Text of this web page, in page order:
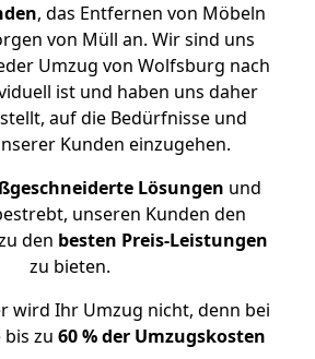
, das Entfernen von Möbeln
von Müll an. Wir sind uns
Umzug von Wolfsburg nach
ist und haben uns daher
auf die Bedürfnisse und
Kunden einzugehen.
Lösungen und
unseren Kunden den
den besten Preis-Leistungen
zu bieten.
wird Ihr Umzug nicht, denn bei
bis zu 60 % der Umzugskosten